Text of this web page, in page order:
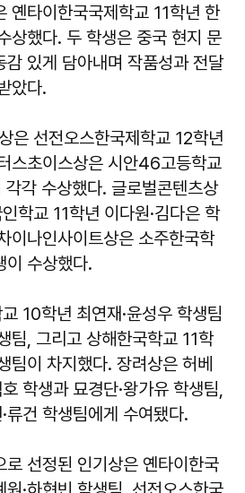
옌타이한국국제학교 11학년 한
상했다. 두 학생은 중국 현지 문
감 있게 담아내며 작품성과 전달
았다.
은 선전오스한국제학교 12학년
스초이스상은 시안46고등학교
각 수상했다. 글로벌콘텐츠상
학교 11학년 이다원·김다은 학
이나인사이트상은 소주한국학
이 수상했다.
10학년 최연재·윤성우 학생팀
팀, 그리고 상해한국학교 11학
팀이 차지했다. 장려상은 허베
학생과 묘경단·왕가유 학생팀,
류건 학생팀에게 수여됐다.
로 선정된 인기상은 옌타이한국